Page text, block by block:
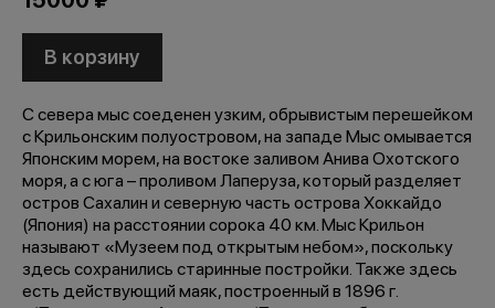
В корзину
С севера мыс соеденен узким, обрывистым перешейком
с Крильонским полуостровом, на западе Мыс омывается
Японским морем, на востоке заливом Анива Охотского
моря, а с юга – проливом Лаперуза, который разделяет
остров Сахалин и северную часть острова Хоккайдо
(Япония) на расстоянии сорока 40 км. Мыс Крильон
называют «Музеем под открытым небом», поскольку
здесь сохранились старинные постройки. Также здесь
есть действующий маяк, построенный в 1896 г.